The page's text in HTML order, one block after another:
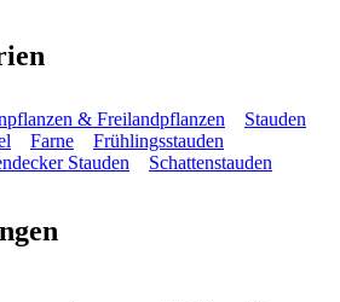
& Freilandpflanzen
Stauden
Farne
Frühlingsstauden
Stauden
Schattenstauden